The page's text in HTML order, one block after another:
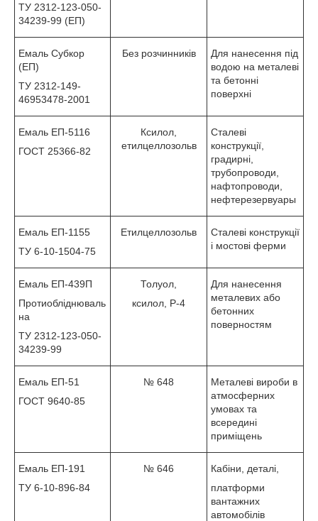
ТУ 2312-123-050-
34239-99 (ЕП)
Емаль Субкор
(ЕП)
ТУ 2312-149-
46953478-2001
Без розчинників
Для нанесення під
водою на металеві
та бетонні
поверхні
Емаль ЕП-5116
ГОСТ 25366-82
Ксилол,
етилцеллозольв
Сталеві
конструкції,
градирні,
трубопроводи,
нафтопроводи,
нефтерезервуары
Емаль ЕП-1155
ТУ 6-10-1504-75
Етилцеллозольв
Сталеві конструкції
і мостові ферми
Емаль ЕП-439П
Протиобліднюваль
на
ТУ 2312-123-050-
34239-99
Толуол,
ксилол, Р-4
Для нанесення
металевих або
бетонних
поверностям
Емаль ЕП-51
ГОСТ 9640-85
№ 648
Металеві вироби в
атмосферних
умовах та
всередині
приміщень
Емаль ЕП-191
ТУ 6-10-896-84
№ 646
Кабіни, деталі,
платформи
вантажних
автомобілів